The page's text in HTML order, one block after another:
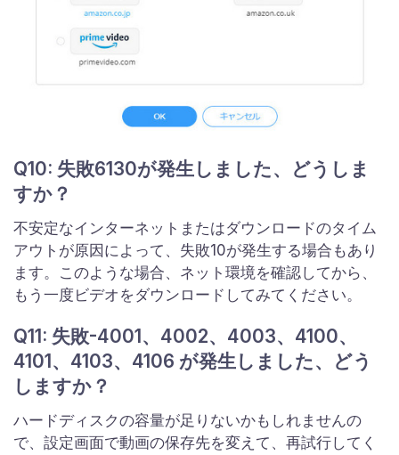
Q10: 失敗6130が発生しました、どうしま
すか？
不安定なインターネットまたはダウンロードのタイム
アウトが原因によって、失敗10が発生する場合もあり
ます。このような場合、ネット環境を確認してから、
もう一度ビデオをダウンロードしてみてください。
Q11: 失敗-4001、4002、4003、4100、
4101、4103、4106 が発生しました、どう
しますか？
ハードディスクの容量が足りないかもしれませんの
で、設定画面で動画の保存先を変えて、再試行してく